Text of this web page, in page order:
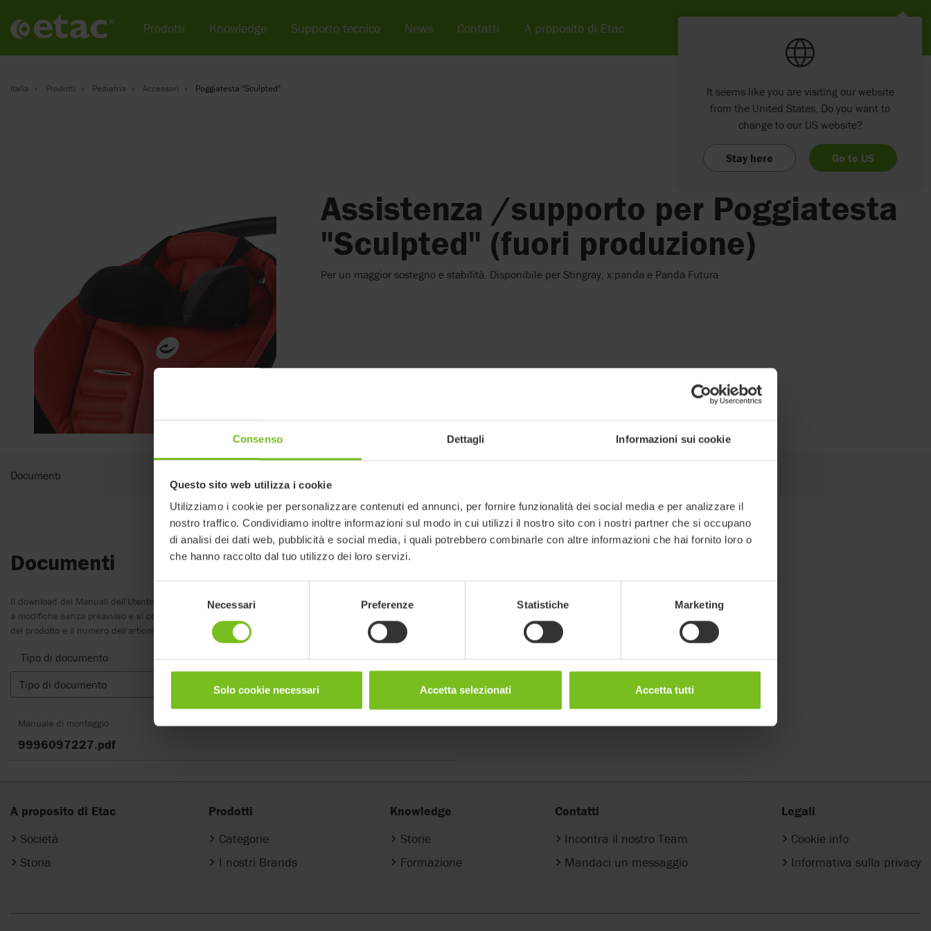
Consenso Dettagli Informazioni sui cookie
Questo sito web utilizza i cookie
Utilizziamo i cookie per personalizzare contenuti ed annunci, per fornire funzionalità dei social media e per analizzare il
nostro traffico. Condividiamo inoltre informazioni sul modo in cui utilizzi il nostro sito con i nostri partner che si occupano
di analisi dei dati web, pubblicità e social media, i quali potrebbero combinarle con altre informazioni che hai fornito loro o
che hanno raccolto dal tuo utilizzo dei loro servizi.
del
consenso
Necessari Preferenze Statistiche Marketing
Solo cookie necessari Accetta selezionati Accetta tutti
Italia Prodotti Pediatria Accessori Poggiatesta "Sculpted"
Assistenza /supporto per Poggiatesta
"Sculpted" (fuori produzione)
Per un maggior sostegno e stabilità. Disponibile per Stingray, x:panda e Panda Futura
Documenti
Documenti
Il download dei Manuali dell'Utente è inteso solo per scopi utili. I prodotti in oggetto possono essere soggetti
a modifiche senza preavviso e si consiglia, a discrezione del lettore, di verificare la coerenza con la versione
del prodotto e il numero dell'articolo, nonché la traduzione appropriata.
Tipo di documento
Tipo di documento
Cancella filtri
Manuale di montaggio
9996097227.pdf
A proposito di Etac
Società
Storia
Prodotti
Categorie
I nostri Brands
Knowledge
Storie
Formazione
Contatti
Incontra il nostro Team
Mandaci un messaggio
Legali
Cookie info
Informativa sulla privacy
Prodotti Knowledge Supporto tecnico News Contatti A proposito di Etac
It seems like you are visiting our website
from the United States. Do you want to
change to our US website?
Stay here Go to US